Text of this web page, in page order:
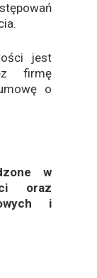
jest
firmę
o
w
oraz
i